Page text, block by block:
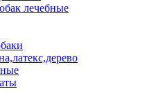
лечебные